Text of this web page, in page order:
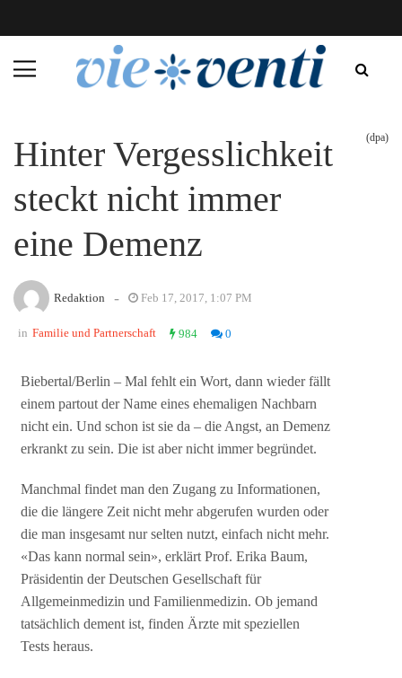
Hinter Vergesslichkeit
steckt nicht immer
eine Demenz
(dpa)
Redaktion - Feb 17, 2017, 1:07 PM
in Familie und Partnerschaft 984 0
Biebertal/Berlin – Mal fehlt ein Wort, dann wieder fällt
einem partout der Name eines ehemaligen Nachbarn
nicht ein. Und schon ist sie da – die Angst, an Demenz
erkrankt zu sein. Die ist aber nicht immer begründet.
Manchmal findet man den Zugang zu Informationen,
die die längere Zeit nicht mehr abgerufen wurden oder
die man insgesamt nur selten nutzt, einfach nicht mehr.
«Das kann normal sein», erklärt Prof. Erika Baum,
Präsidentin der Deutschen Gesellschaft für
Allgemeinmedizin und Familienmedizin. Ob jemand
tatsächlich dement ist, finden Ärzte mit speziellen
Tests heraus.